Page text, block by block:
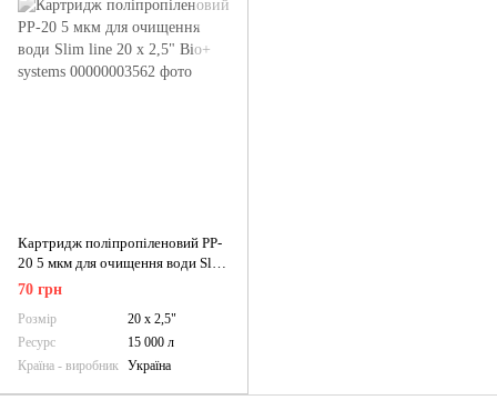
Картридж поліпропіленовий PP-
20 5 мкм для очищення води Slim
line 20 х 2,5" Bio+ systems
70 грн
Розмір
20 х 2,5"
Ресурс
15 000 л
Країна - виробник Україна